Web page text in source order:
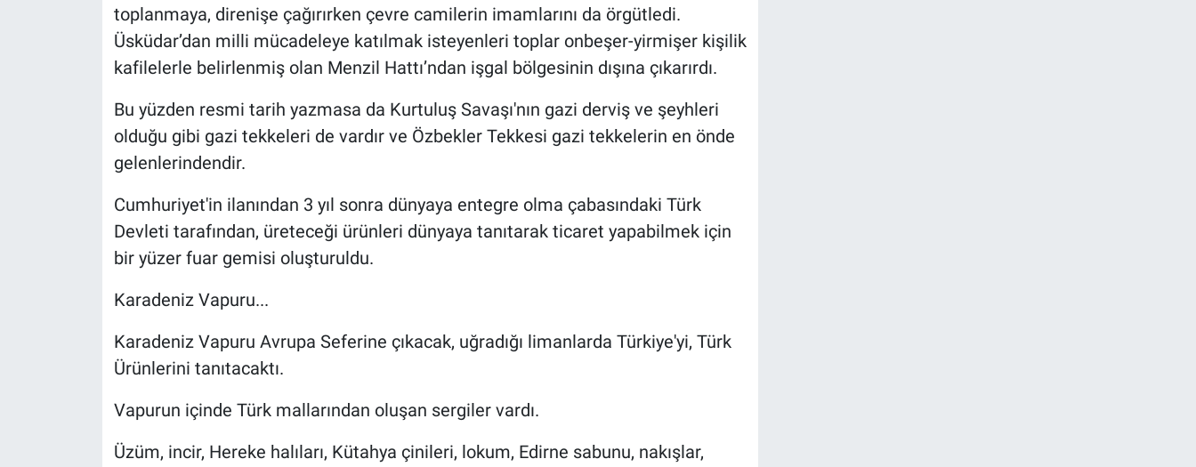
toplanmaya, direnişe çağırırken çevre camilerin imamlarını da örgütledi.
Üsküdar’dan milli mücadeleye katılmak isteyenleri toplar onbeşer-yirmişer kişilik
kafilelerle belirlenmiş olan Menzil Hattı’ndan işgal bölgesinin dışına çıkarırdı.
Bu yüzden resmi tarih yazmasa da Kurtuluş Savaşı'nın gazi derviş ve şeyhleri
olduğu gibi gazi tekkeleri de vardır ve Özbekler Tekkesi gazi tekkelerin en önde
gelenlerindendir.
Cumhuriyet'in ilanından 3 yıl sonra dünyaya entegre olma çabasındaki Türk
Devleti tarafından, üreteceği ürünleri dünyaya tanıtarak ticaret yapabilmek için
bir yüzer fuar gemisi oluşturuldu.
Karadeniz Vapuru...
Karadeniz Vapuru Avrupa Seferine çıkacak, uğradığı limanlarda Türkiye'yi, Türk
Ürünlerini tanıtacaktı.
Vapurun içinde Türk mallarından oluşan sergiler vardı.
Üzüm, incir, Hereke halıları, Kütahya çinileri, lokum, Edirne sabunu, nakışlar,